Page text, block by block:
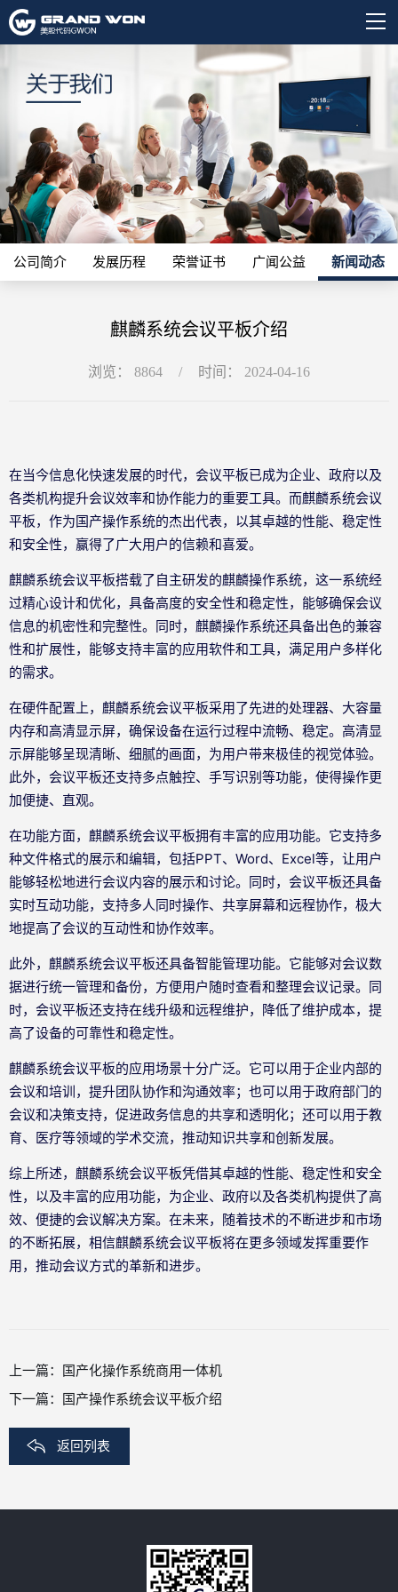
公司简介 发展历程 荣誉证书 广闻公益 新闻动态
麒麟系统会议平板介绍
浏览： 8864 / 时间： 2024-04-16
在当今信息化快速发展的时代，会议平板已成为企业、政府以及
各类机构提升会议效率和协作能力的重要工具。而麒麟系统会议
平板，作为国产操作系统的杰出代表，以其卓越的性能、稳定性
和安全性，赢得了广大用户的信赖和喜爱。
麒麟系统会议平板搭载了自主研发的麒麟操作系统，这一系统经
过精心设计和优化，具备高度的安全性和稳定性，能够确保会议
信息的机密性和完整性。同时，麒麟操作系统还具备出色的兼容
性和扩展性，能够支持丰富的应用软件和工具，满足用户多样化
的需求。
在硬件配置上，麒麟系统会议平板采用了先进的处理器、大容量
内存和高清显示屏，确保设备在运行过程中流畅、稳定。高清显
示屏能够呈现清晰、细腻的画面，为用户带来极佳的视觉体验。
此外，会议平板还支持多点触控、手写识别等功能，使得操作更
加便捷、直观。
在功能方面，麒麟系统会议平板拥有丰富的应用功能。它支持多
种文件格式的展示和编辑，包括PPT、Word、Excel等，让用户
能够轻松地进行会议内容的展示和讨论。同时，会议平板还具备
实时互动功能，支持多人同时操作、共享屏幕和远程协作，极大
地提高了会议的互动性和协作效率。
此外，麒麟系统会议平板还具备智能管理功能。它能够对会议数
据进行统一管理和备份，方便用户随时查看和整理会议记录。同
时，会议平板还支持在线升级和远程维护，降低了维护成本，提
高了设备的可靠性和稳定性。
麒麟系统会议平板的应用场景十分广泛。它可以用于企业内部的
会议和培训，提升团队协作和沟通效率；也可以用于政府部门的
会议和决策支持，促进政务信息的共享和透明化；还可以用于教
育、医疗等领域的学术交流，推动知识共享和创新发展。
综上所述，麒麟系统会议平板凭借其卓越的性能、稳定性和安全
性，以及丰富的应用功能，为企业、政府以及各类机构提供了高
效、便捷的会议解决方案。在未来，随着技术的不断进步和市场
的不断拓展，相信麒麟系统会议平板将在更多领域发挥重要作
用，推动会议方式的革新和进步。
上一篇：
国产化操作系统商用一体机
下一篇：
国产操作系统会议平板介绍
返回列表